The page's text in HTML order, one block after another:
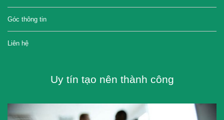
Góc thông tin
Liên hệ
Uy tín tạo nên thành công